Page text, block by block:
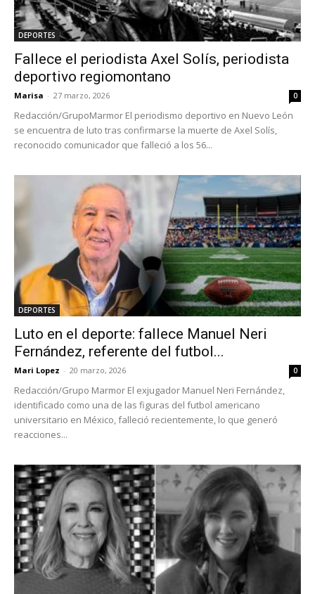
DEPORTES
Fallece el periodista Axel Solís, periodista
deportivo regiomontano
Marisa - 27 marzo, 2026 0
Redacción/GrupoMarmor El periodismo deportivo en Nuevo León
se encuentra de luto tras confirmarse la muerte de Axel Solís,
reconocido comunicador que falleció a los 56...
DEPORTES
Luto en el deporte: fallece Manuel Neri
Fernández, referente del futbol...
Mari Lopez - 20 marzo, 2026 0
Redacción/Grupo Marmor El exjugador Manuel Neri Fernández,
identificado como una de las figuras del futbol americano
universitario en México, falleció recientemente, lo que generó
reacciones...